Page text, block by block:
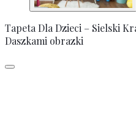
Tapeta Dla Dzieci – Sielski
Daszkami obrazki